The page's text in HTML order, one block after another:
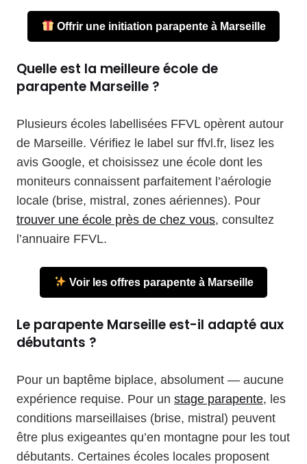
Offrir une initiation parapente à Marseille
Quelle est la meilleure école de
parapente Marseille ?
Plusieurs écoles labellisées FFVL opèrent autour
de Marseille. Vérifiez le label sur ffvl.fr, lisez les
avis Google, et choisissez une école dont les
moniteurs connaissent parfaitement l’aérologie
locale (brise, mistral, zones aériennes). Pour
trouver une école près de chez vous, consultez
l’annuaire FFVL.
Voir les offres parapente à Marseille
Le parapente Marseille est-il adapté aux
débutants ?
Pour un baptême biplace, absolument — aucune
expérience requise. Pour un stage parapente, les
conditions marseillaises (brise, mistral) peuvent
être plus exigeantes qu’en montagne pour les tout
débutants. Certaines écoles locales proposent